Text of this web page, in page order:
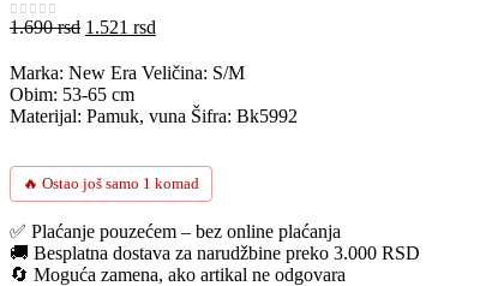
0out of 5
1.690rsd Originalna
je
bila:
1.690 rsd.
1.521 rsd
je:
Marka: New Era Veličina: S/M
Obim: 53-65 cm
Materijal: Pamuk, vuna Šifra: Bk5992
🔥 Ostao još samo 1 komad
✅ Plaćanje pouzećem – bez online plaćanja
🚚 Besplatna dostava za narudžbine preko 3.000 RSD
🔄 Moguća zamena, ako artikal ne odgovara